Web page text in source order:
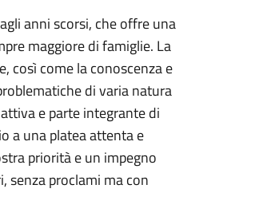
anni scorsi, che offre una
maggiore di famiglie. La
così come la conoscenza e
di varia natura
e parte integrante di
a una platea attenta e
priorità e un impegno
senza proclami ma con